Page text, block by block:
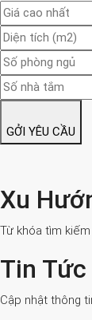
GỞI YÊU CẦU
Xu
Từ khóa tìm
Tin
Cập nhật thông